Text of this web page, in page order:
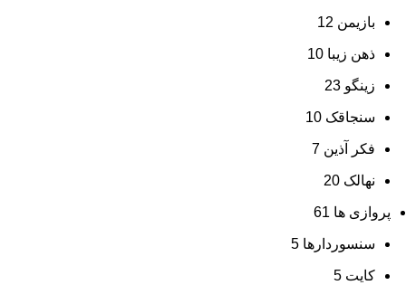
بازیمن 12
ذهن زیبا 10
زینگو 23
سنجاقک 10
فکر آذین 7
نهالک 20
پروازی ها 61
سنسوردارها 5
کایت 5